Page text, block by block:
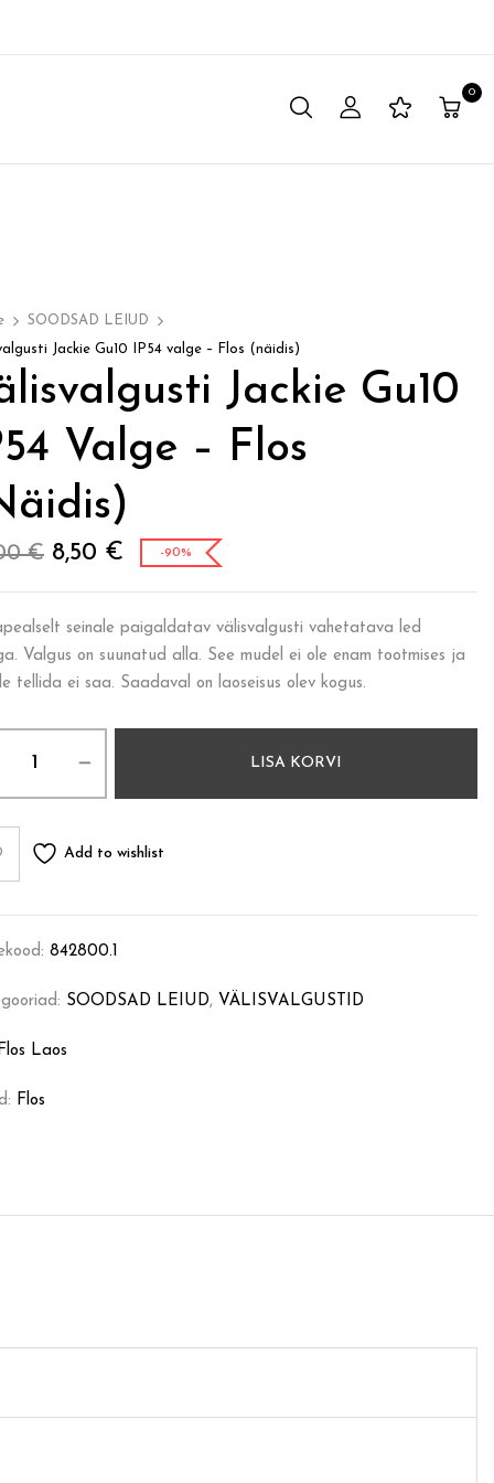
0
SOODSAD LEIUD
Jackie Gu10 IP54 valge – Flos (näidis)
Jackie Gu10
Valge – Flos
€ 8,50 € -90%
seinale paigaldatav välisvalgusti vahetatava led
Valgus on suunatud alla. See mudel ei ole enam tootmises ja
tellida ei saa. Saadaval on laoseisus olev kogus.
LISA KORVI
Add to wishlist
842800.1
SOODSAD LEIUD, VÄLISVALGUSTID
Flos Laos
Flos